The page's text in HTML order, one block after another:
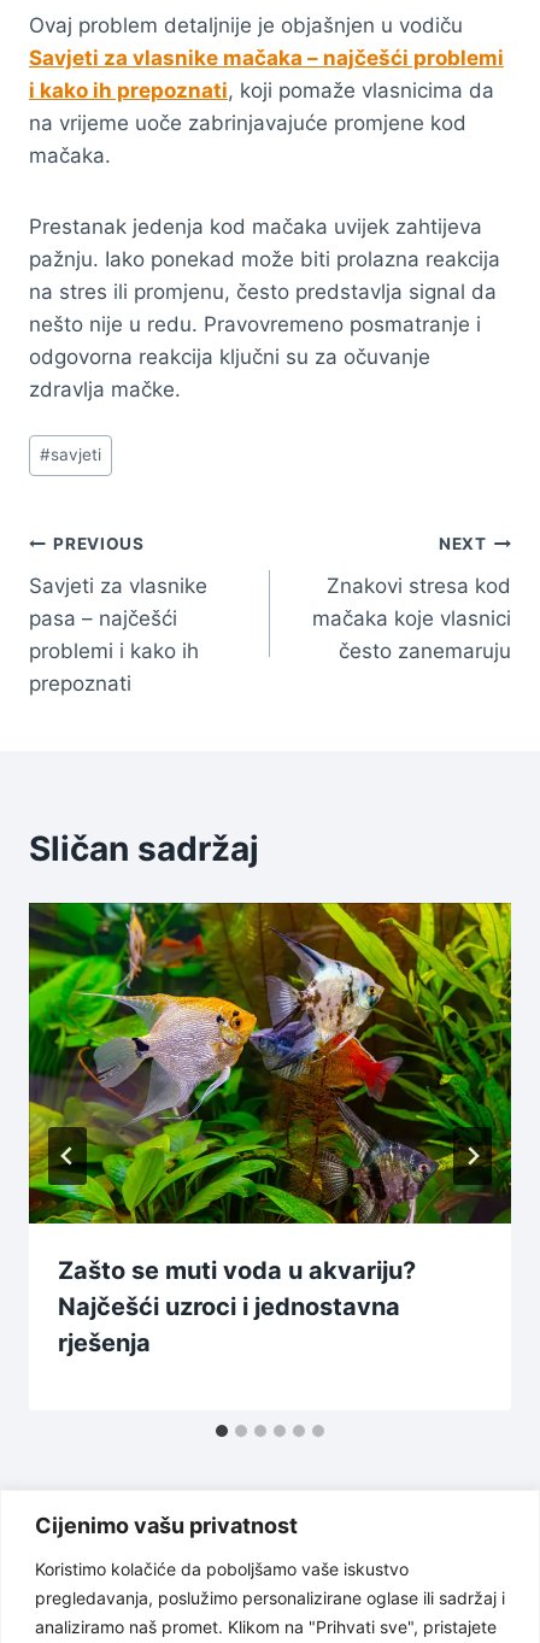
Cijenimo vašu privatnost
Koristimo kolačiće da poboljšamo vaše iskustvo
pregledavanja, poslužimo personalizirane oglase ili sadržaj i
analiziramo naš promet. Klikom na "Prihvati sve", pristajete
Ovaj problem detaljnije je objašnjen u vodiču
Savjeti za vlasnike mačaka – najčešći problemi
i kako ih prepoznati, koji pomaže vlasnicima da
na vrijeme uoče zabrinjavajuće promjene kod
mačaka.
Prestanak jedenja kod mačaka uvijek zahtijeva
pažnju. Iako ponekad može biti prolazna reakcija
na stres ili promjenu, često predstavlja signal da
nešto nije u redu. Pravovremeno posmatranje i
odgovorna reakcija ključni su za očuvanje
zdravlja mačke.
Post
Tags:
#savjeti
Navigacija
članaka
PREVIOUS
Savjeti za vlasnike
pasa – najčešći
problemi i kako ih
prepoznati
NEXT
Znakovi stresa kod
mačaka koje vlasnici
često zanemaruju
Sličan sadržaj
Zašto se muti voda u akvariju?
Najčešći uzroci i jednostavna
rješenja
Uslovi korištenja Politika privatnosti